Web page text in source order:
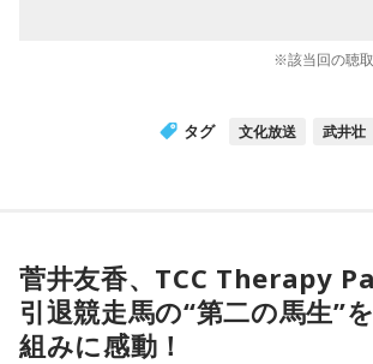
※該当回の聴取
タグ 文化放送 武井壮
菅井友香、TCC Therapy
引退競走馬の“第二の馬生”
組みに感動！